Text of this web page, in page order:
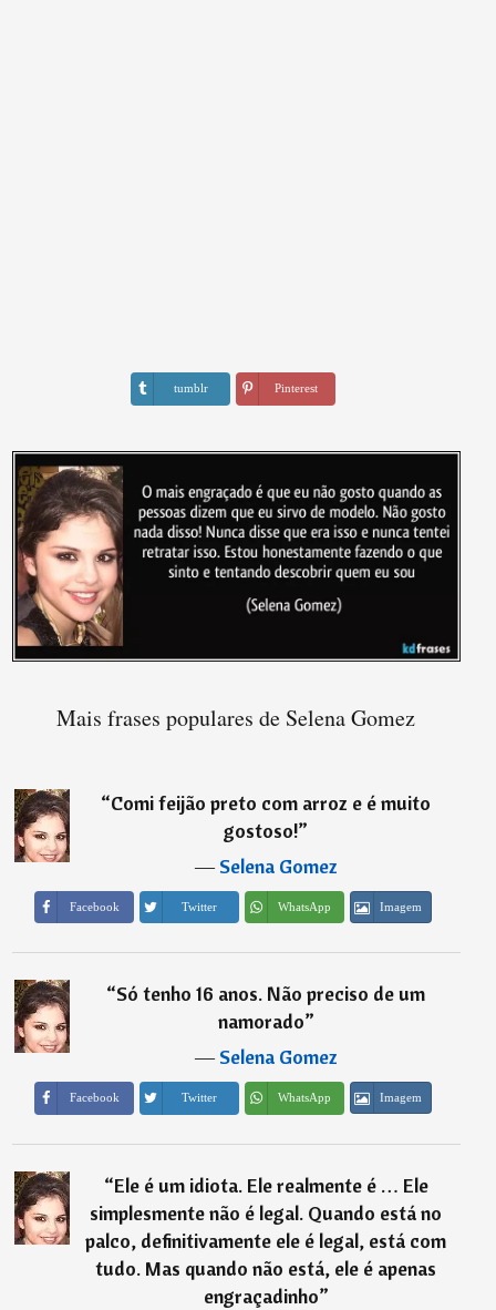
tumblr Pinterest
Mais frases populares de Selena Gomez
“Comi feijão preto com arroz e é muito
gostoso!”
―Selena Gomez
Facebook Twitter WhatsApp Imagem
“Só tenho 16 anos. Não preciso de um
namorado”
―Selena Gomez
Facebook Twitter WhatsApp Imagem
“Ele é um idiota. Ele realmente é … Ele
simplesmente não é legal. Quando está no
palco, definitivamente ele é legal, está com
tudo. Mas quando não está, ele é apenas
engraçadinho”